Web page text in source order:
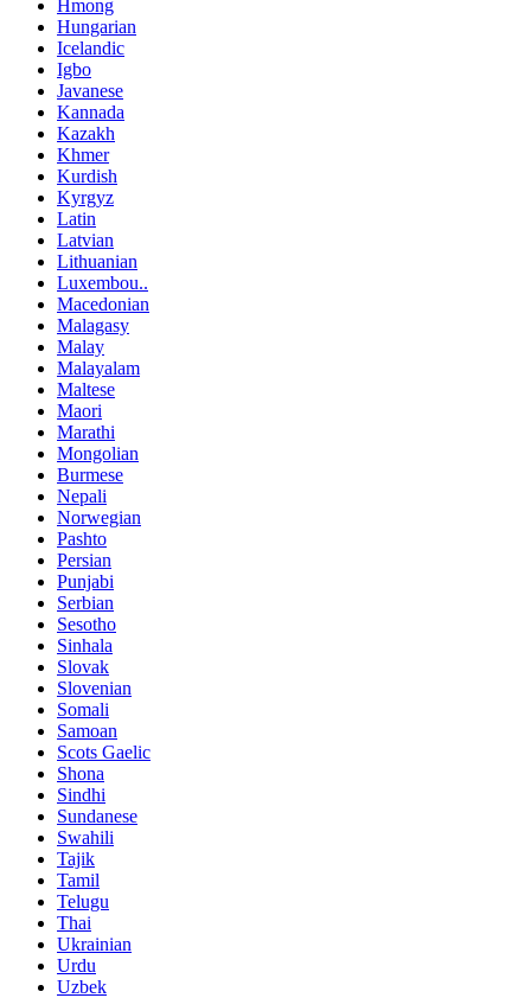
Hmong
Hungarian
Icelandic
Igbo
Javanese
Kannada
Kazakh
Khmer
Kurdish
Kyrgyz
Latin
Latvian
Lithuanian
Luxembou..
Macedonian
Malagasy
Malay
Malayalam
Maltese
Maori
Marathi
Mongolian
Burmese
Nepali
Norwegian
Pashto
Persian
Punjabi
Serbian
Sesotho
Sinhala
Slovak
Slovenian
Somali
Samoan
Scots Gaelic
Shona
Sindhi
Sundanese
Swahili
Tajik
Tamil
Telugu
Thai
Ukrainian
Urdu
Uzbek